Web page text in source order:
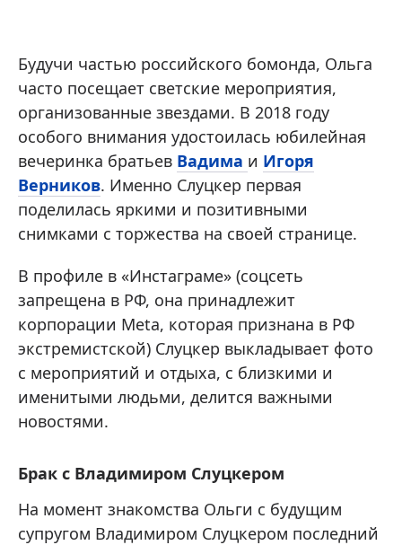
Будучи частью российского бомонда, Ольга
часто посещает светские мероприятия,
организованные звездами. В 2018 году
особого внимания удостоилась юбилейная
вечеринка братьев Вадима и Игоря
Верников. Именно Слуцкер первая
поделилась яркими и позитивными
снимками с торжества на своей странице.
В профиле в «Инстаграме» (соцсеть
запрещена в РФ, она принадлежит
корпорации Meta, которая признана в РФ
экстремистской) Слуцкер выкладывает фото
с мероприятий и отдыха, с близкими и
именитыми людьми, делится важными
новостями.
Брак с Владимиром Слуцкером
На момент знакомства Ольги с будущим
супругом Владимиром Слуцкером последний